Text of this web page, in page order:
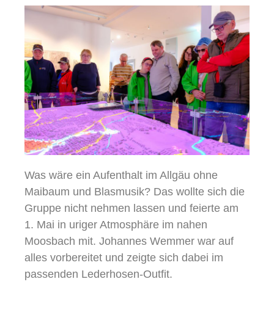
Was wäre ein Aufenthalt im Allgäu ohne
Maibaum und Blasmusik? Das wollte sich die
Gruppe nicht nehmen lassen und feierte am
1. Mai in uriger Atmosphäre im nahen
Moosbach mit. Johannes Wemmer war auf
alles vorbereitet und zeigte sich dabei im
passenden Lederhosen-Outfit.